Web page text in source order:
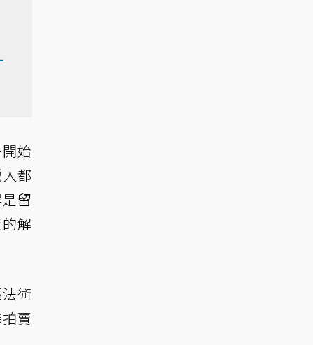
始
都
留
解
術
賣